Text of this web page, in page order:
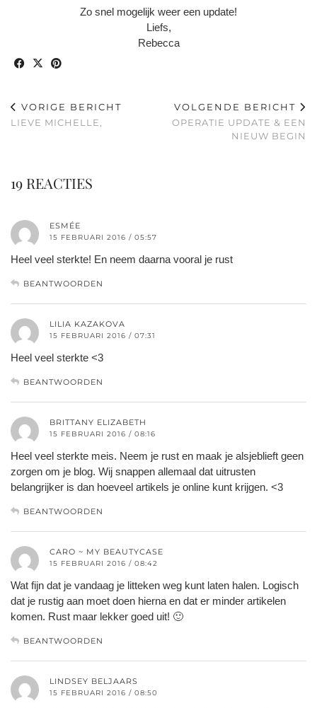
Zo snel mogelijk weer een update!
Liefs,
Rebecca
VORIGE BERICHT
LIEVE MICHELLE,
VOLGENDE BERICHT
OPERATIE UPDATE & EEN
NIEUW BEGIN
19 REACTIES
ESMÉE
15 FEBRUARI 2016 / 05:57
Heel veel sterkte! En neem daarna vooral je rust
BEANTWOORDEN
LILIA KAZAKOVA
15 FEBRUARI 2016 / 07:31
Heel veel sterkte <3
BEANTWOORDEN
BRITTANY ELIZABETH
15 FEBRUARI 2016 / 08:16
Heel veel sterkte meis. Neem je rust en maak je alsjeblieft geen
zorgen om je blog. Wij snappen allemaal dat uitrusten
belangrijker is dan hoeveel artikels je online kunt krijgen. <3
BEANTWOORDEN
CARO ~ MY BEAUTYCASE
15 FEBRUARI 2016 / 08:42
Wat fijn dat je vandaag je litteken weg kunt laten halen. Logisch
dat je rustig aan moet doen hierna en dat er minder artikelen
komen. Rust maar lekker goed uit! 🙂
BEANTWOORDEN
LINDSEY BELJAARS
15 FEBRUARI 2016 / 08:50